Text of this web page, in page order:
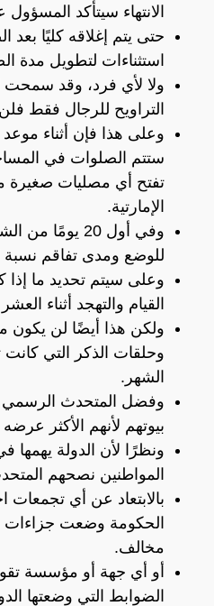
الانتهاء سيتأكد
حتى يتم إغلاقه كليًا
استثناءات لتطويل مدة
ولا لأي فرد، وقد سمحت
التراويح للرجال فقط
ستتم الصلوات في
تفتح أي مصليات صغيرة
الإمارتية.
وفي أول 20
للوضع ومدى تفاقم نسبة
وعلى سيتم تحديد ما إذا
القيام والتهجد أثناء
ولكن هذا أيضًا لن يكون
وحلقات الذكر التي
الشهر.
وفضل المتحدث الرسمي
بيوتهم لأنهم الأكثر
ونظرًا لأن الدولة يهمها
المواطنين نصحهم
بالابتعاد عن أي تجمعات
الحكومة وضعت
مخالف.
أو أي جهة أو مؤسسة
الضوابط التي وضعتها